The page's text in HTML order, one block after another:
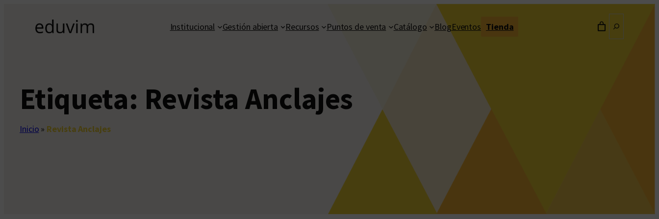
contenido
Institucional Gestión abierta Recursos Puntos de venta Catálogo BlogEventos Tienda
Etiqueta: Revista Anclajes
Inicio » Revista Anclajes